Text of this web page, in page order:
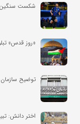
شکست سنگین
«روز قدس»
توضیح سازمان
اختر دانش: